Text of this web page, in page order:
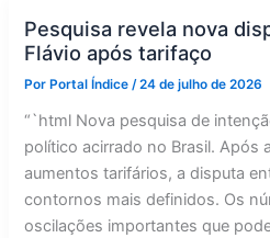
Pesquisa revela nova
Flávio após tarifaço
Por Portal Índice/24 de julho de 2026
“`html Nova pesquisa de
político acirrado no Brasil. Após
aumentos tarifários, a disputa
contornos mais definidos. Os
oscilações importantes que